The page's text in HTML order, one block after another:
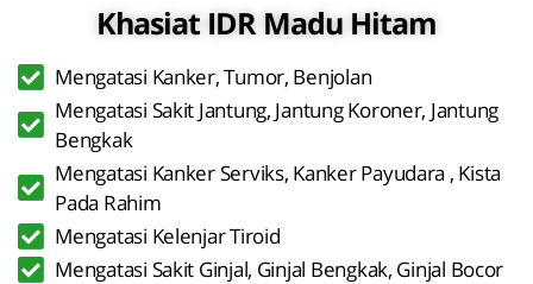
Khasiat IDR Madu Hitam
Mengatasi Kanker, Tumor, Benjolan
Mengatasi Sakit Jantung, Jantung Koroner, Jantung
Bengkak
Mengatasi Kanker Serviks, Kanker Payudara , Kista
Pada Rahim
Mengatasi Kelenjar Tiroid
Mengatasi Sakit Ginjal, Ginjal Bengkak, Ginjal Bocor